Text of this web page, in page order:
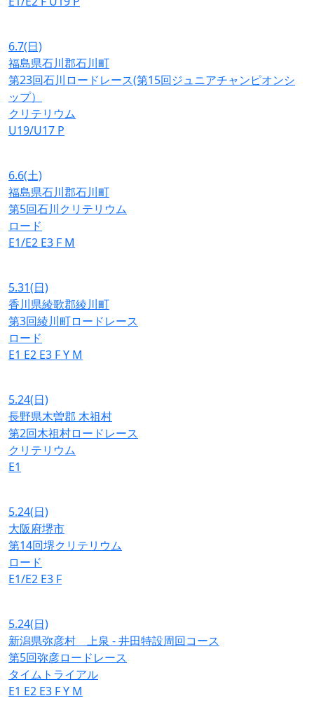
6.7(日)
福島県石川郡石川町
第23回石川ロードレース(第15回ジュニアチャンピオンシ
ップ）
クリテリウム
U19/U17 P
6.6(土)
福島県石川郡石川町
第5回石川クリテリウム
ロード
E1/E2 E3 F M
5.31(日)
香川県綾歌郡綾川町
第3回綾川町ロードレース
ロード
E1 E2 E3 FY M
5.24(日)
長野県木曽郡 木祖村
第2回木祖村ロードレース
クリテリウム
E1
5.24(日)
大阪府堺市
第14回堺クリテリウム
ロード
E1/E2 E3 F
5.24(日)
新潟県弥彦村 上泉 - 井田特設周回コース
第5回弥彦ロードレース
タイムトライアル
E1 E2 E3 FY M